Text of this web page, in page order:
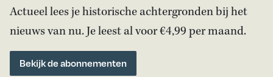
Actueel lees je historische achtergronden bij het
nieuws van nu. Je leest al voor €4,99 per maand.
Bekijk de abonnementen